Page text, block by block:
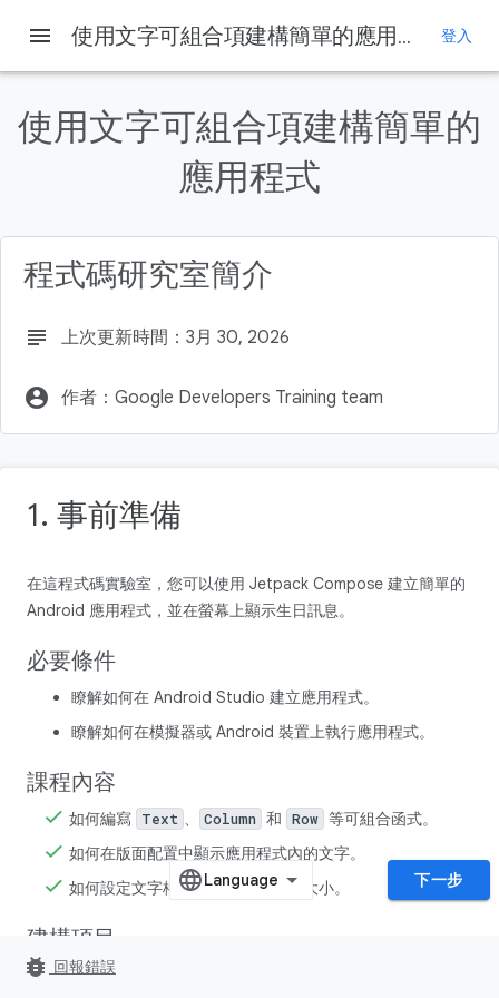
1. 事前準備
必要條件
menu 使用文字可組合項建構簡單的應用程式 登入
使用文字可組合項建構簡單的
應用程式
程式碼研究室簡介
subject 上次更新時間：3月 30, 2026
account_circle 作者：Google Developers Training team
1. 事前準備
在這程式碼實驗室，您可以使用 Jetpack Compose 建立簡單的
Android 應用程式，並在螢幕上顯示生日訊息。
必要條件
瞭解如何在 Android Studio 建立應用程式。
瞭解如何在模擬器或 Android 裝置上執行應用程式。
課程內容
如何編寫 Text 、 Column 和 Row 等可組合函式。
如何在版面配置中顯示應用程式內的文字。
如何設定文字格式，例如變更文字大小。
建構項目
以文字格式顯示生日祝福語的 Android 應用程式，成品見
下一步
bug_report 回報錯誤